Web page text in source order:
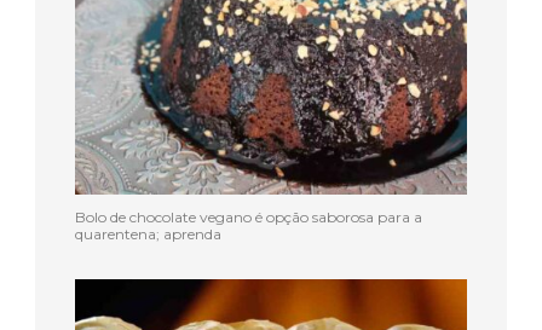
Bolo de chocolate vegano é opção saborosa para a
quarentena; aprenda